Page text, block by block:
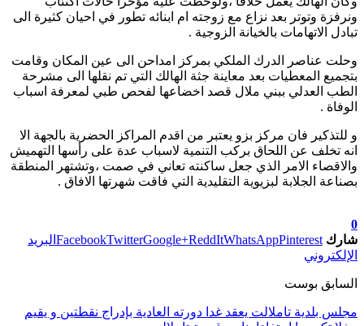
ونرفزة وتوتر بعد نزاع مع زوجته ام ابنائه تطور في احيان كثيرة الى
تبادل الاتهامات بالخيانة الزوجية .
وحلت عناصر الدرك الملكي بمركز امداحن الى عين المكان وقامت
بتجميع المعطيات بعد معاينة جثة الهالك التي تم نقلها الى مشرحة
الطب العدلي ببني ملال قصد اخضاعها لفحص طبي لمعرفة اسباب
الوفاة .
و للتذكير فان مركز بزو يعتبر من اقدم المراكز الحضرية بالجهة الا
انه تخلف عن اللحاق بركب التنمية لاسباب عدة على رأسها التهميش
والاقصاء الامر الذي جعل ساكنته تعاني في صمت ،وتشتهر المنطقة
بصناعة الجلابة لبزيوية التقليدية التي فاقت شهرتها الافاق .
0
شارك
FacebookTwitterGoogle+ReddItWhatsAppPinterest
البريد
الإلكتروني
السابق بوست
مجلس بلدية تاملالت يعقد غدا دورته العادية بإدراج نقطتين و يقيم